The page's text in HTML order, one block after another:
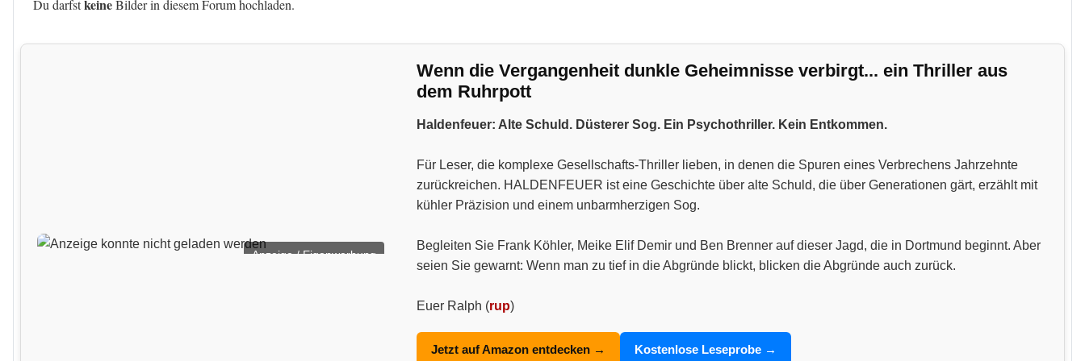
Du darfstkeineBilder in diesem Forum hochladen.
Anzeige / Eigenwerbung
Wenn die Vergangenheit dunkle Geheimnisse verbirgt... ein Thriller aus
dem Ruhrpott
Haldenfeuer: Alte Schuld. Düsterer Sog. Ein Psychothriller. Kein Entkommen.
Für Leser, die komplexe Gesellschafts-Thriller lieben, in denen die Spuren eines Verbrechens Jahrzehnte
zurückreichen. HALDENFEUER ist eine Geschichte über alte Schuld, die über Generationen gärt, erzählt mit
kühler Präzision und einem unbarmherzigen Sog.
Begleiten Sie Frank Köhler, Meike Elif Demir und Ben Brenner auf dieser Jagd, die in Dortmund beginnt. Aber
seien Sie gewarnt: Wenn man zu tief in die Abgründe blickt, blicken die Abgründe auch zurück.
Euer Ralph (rup)
Jetzt auf Amazon entdecken → Kostenlose Leseprobe →